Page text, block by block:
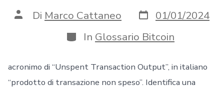
Autore
articolo
Di Marco Cattaneo Data
articolo
01/01/2024
Categorie
In Glossario Bitcoin
acronimo di “Unspent Transaction Output”, in italiano
“prodotto di transazione non speso”. Identifica una